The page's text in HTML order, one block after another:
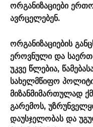
ორგანიზაციები
ავრცელებენ.
ორგანიზაციების
ეროვნული და
უკვე წლებია,
სახელმწიფო
მიზანმიმართულად
გარემოს,
დაუსჯელობას და